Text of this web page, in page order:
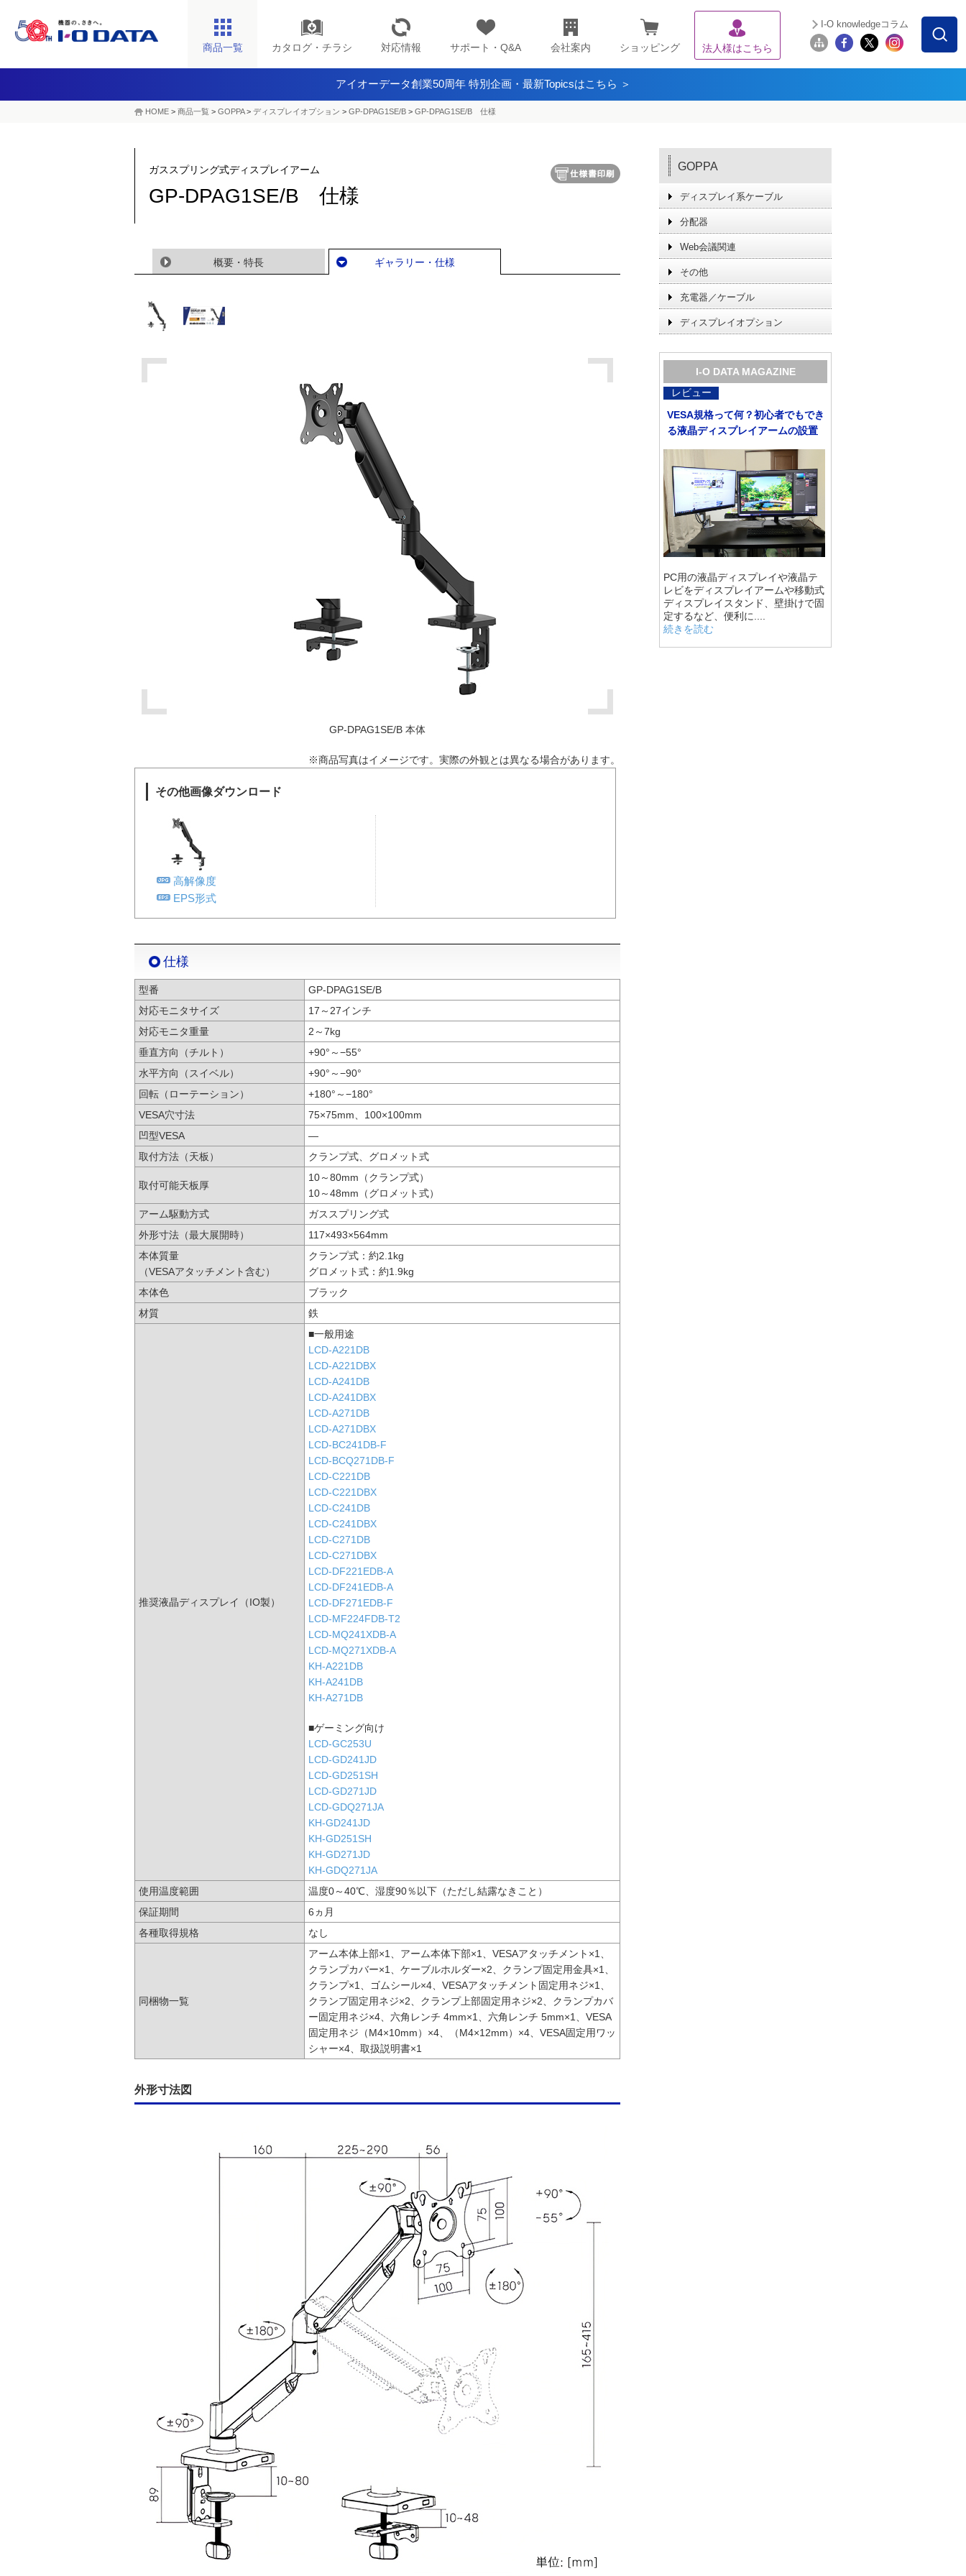
商品一覧 カタログ・チラシ 対応情報 サポート・Q&A 会社案内 ショッピング 法人様はこちら
I-O knowledgeコラム
アイオーデータ創業50周年 特別企画・最新Topicsはこちら ＞
HOME > 商品一覧 > GOPPA> ディスプレイオプション > GP-DPAG1SE/B > GP-DPAG1SE/B 仕様
ガススプリング式ディスプレイアーム
GP-DPAG1SE/B 仕様
概要・特長 ギャラリー・仕様
GP-DPAG1SE/B 本体
※商品写真はイメージです。実際の外観とは異なる場合があります。
その他画像ダウンロード
高解像度
EPS形式
仕様
型番
GP-DPAG1SE/B
対応モニタサイズ
17～27インチ
対応モニタ重量
2～7kg
垂直方向（チルト）
+90°～−55°
水平方向（スイベル）
+90°～−90°
回転（ローテーション）
+180°～−180°
VESA穴寸法
75×75mm、100×100mm
凹型VESA
―
取付方法（天板）
クランプ式、グロメット式
取付可能天板厚
10～80mm（クランプ式）
10～48mm（グロメット式）
アーム駆動方式
ガススプリング式
外形寸法（最大展開時）
117×493×564mm
本体質量
（VESAアタッチメント含む）
クランプ式：約2.1kg
グロメット式：約1.9kg
本体色
ブラック
材質
鉄
推奨液晶ディスプレイ（IO製）
■一般用途
LCD-A221DB
LCD-A221DBX
LCD-A241DB
LCD-A241DBX
LCD-A271DB
LCD-A271DBX
LCD-BC241DB-F
LCD-BCQ271DB-F
LCD-C221DB
LCD-C221DBX
LCD-C241DB
LCD-C241DBX
LCD-C271DB
LCD-C271DBX
LCD-DF221EDB-A
LCD-DF241EDB-A
LCD-DF271EDB-F
LCD-MF224FDB-T2
LCD-MQ241XDB-A
LCD-MQ271XDB-A
KH-A221DB
KH-A241DB
KH-A271DB
■ゲーミング向け
LCD-GC253U
LCD-GD241JD
LCD-GD251SH
LCD-GD271JD
LCD-GDQ271JA
KH-GD241JD
KH-GD251SH
KH-GD271JD
KH-GDQ271JA
使用温度範囲
温度0～40℃、湿度90％以下（ただし結露なきこと）
保証期間
6ヵ月
各種取得規格
なし
同梱物一覧
アーム本体上部×1、アーム本体下部×1、VESAアタッチメント×1、
クランプカバー×1、ケーブルホルダー×2、クランプ固定用金具×1、
クランプ×1、ゴムシール×4、VESAアタッチメント固定用ネジ×1、
クランプ固定用ネジ×2、クランプ上部固定用ネジ×2、クランプカバ
ー固定用ネジ×4、六角レンチ 4mm×1、六角レンチ 5mm×1、VESA
固定用ネジ（M4×10mm）×4、（M4×12mm）×4、VESA固定用ワッ
シャー×4、取扱説明書×1
外形寸法図
GOPPA
ディスプレイ系ケーブル
分配器
Web会議関連
その他
充電器／ケーブル
ディスプレイオプション
I-O DATA MAGAZINE
レビュー
VESA規格って何？初心者でもでき
る液晶ディスプレイアームの設置
PC用の液晶ディスプレイや液晶テ
レビをディスプレイアームや移動式
ディスプレイスタンド、壁掛けで固
定するなど、便利に....
続きを読む